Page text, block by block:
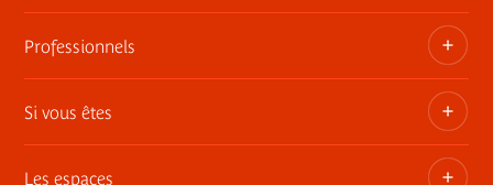
Contact presse
Les publications du musée
Professionnels
Privatisez les espaces
Si vous êtes
Les espaces